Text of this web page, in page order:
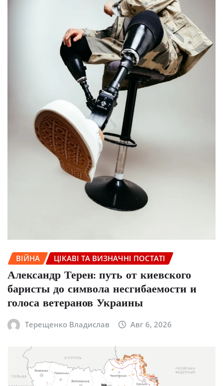
ВІЙНА ЦІКАВІ ТА ВИЗНАЧНІ ПОСТАТІ
Александр Терен: путь от киевского
баристы до символа несгибаемости и
голоса ветеранов Украины
Терещенко Владислав Авг 6, 2026